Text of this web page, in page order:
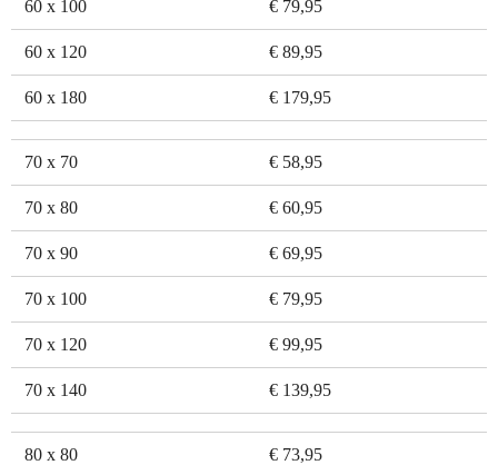
60 x 100 € 79,95
60 x 120 € 89,95
60 x 180 € 179,95
70 x 70 € 58,95
70 x 80 € 60,95
70 x 90 € 69,95
70 x 100 € 79,95
70 x 120 € 99,95
70 x 140 € 139,95
80 x 80 € 73,95